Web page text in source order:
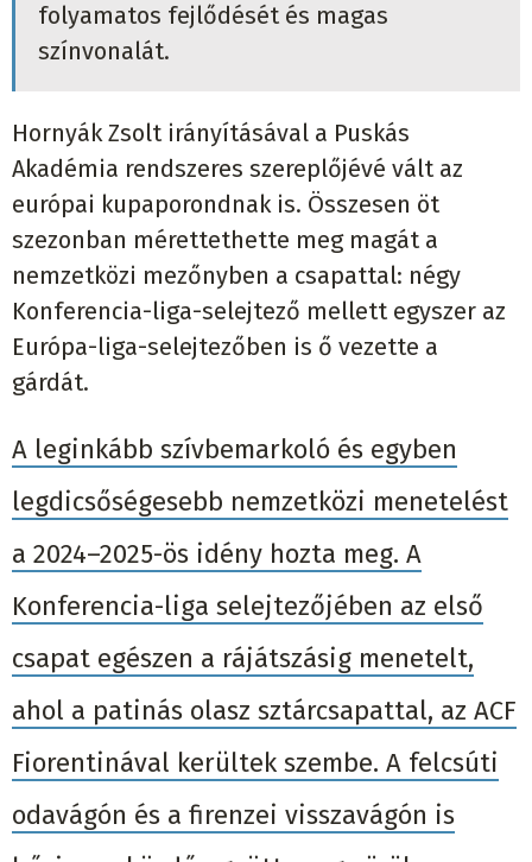
folyamatos fejlődését és magas
színvonalát.
Hornyák Zsolt irányításával a Puskás
Akadémia rendszeres szereplőjévé vált az
európai kupaporondnak is. Összesen öt
szezonban mérettethette meg magát a
nemzetközi mezőnyben a csapattal: négy
Konferencia-liga-selejtező mellett egyszer az
Európa-liga-selejtezőben is ő vezette a
gárdát.
A leginkább szívbemarkoló és egyben
legdicsőségesebb nemzetközi menetelést
a 2024–2025-ös idény hozta meg. A
Konferencia-liga selejtezőjében az első
csapat egészen a rájátszásig menetelt,
ahol a patinás olasz sztárcsapattal, az ACF
Fiorentinával kerültek szembe. A felcsúti
odavágón és a firenzei visszavágón is